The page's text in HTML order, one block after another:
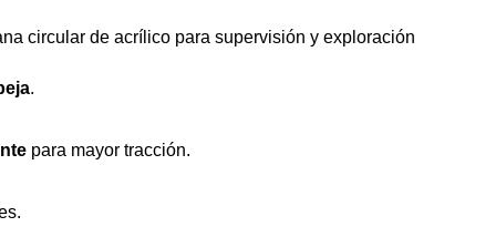
circular de acrílico para supervisión y exploración
.
para mayor tracción.